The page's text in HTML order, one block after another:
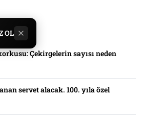
OL
Çekirgelerin sayısı neden
servet alacak. 100. yıla özel